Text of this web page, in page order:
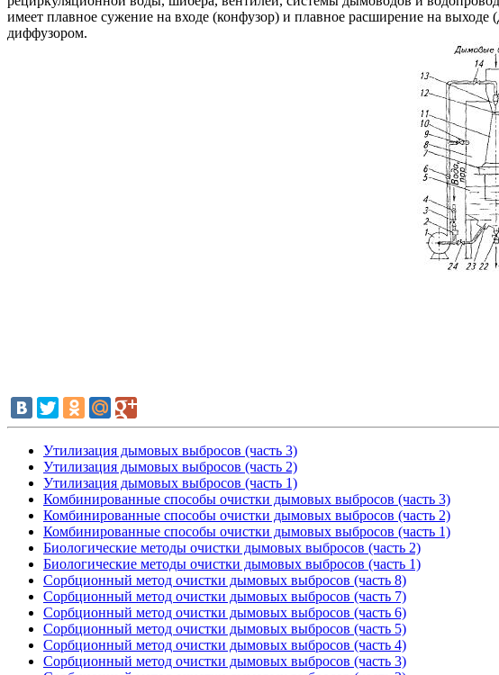
имеет плавное сужение на входе (конфузор) и плавное расширение на
диффузором.
Утилизация дымовых выбросов (часть 3)
Утилизация дымовых выбросов (часть 2)
Утилизация дымовых выбросов (часть 1)
Комбинированные способы очистки дымовых выбросов (часть 3)
Комбинированные способы очистки дымовых выбросов (часть 2)
Комбинированные способы очистки дымовых выбросов (часть 1)
Биологические методы очистки дымовых выбросов (часть 2)
Биологические методы очистки дымовых выбросов (часть 1)
Сорбционный метод очистки дымовых выбросов (часть 8)
Сорбционный метод очистки дымовых выбросов (часть 7)
Сорбционный метод очистки дымовых выбросов (часть 6)
Сорбционный метод очистки дымовых выбросов (часть 5)
Сорбционный метод очистки дымовых выбросов (часть 4)
Сорбционный метод очистки дымовых выбросов (часть 3)